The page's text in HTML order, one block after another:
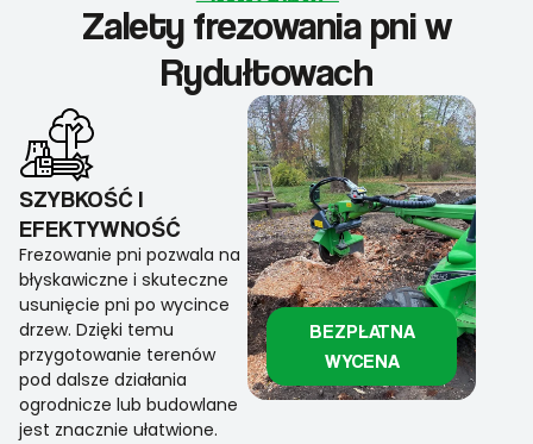
Zalety frezowania pni w
Rydułtowach
SZYBKOŚĆ I
EFEKTYWNOŚĆ
Frezowanie pni pozwala na
błyskawiczne i skuteczne
usunięcie pni po wycince
drzew. Dzięki temu
przygotowanie terenów
pod dalsze działania
ogrodnicze lub budowlane
jest znacznie ułatwione.
BEZPŁATNA
WYCENA